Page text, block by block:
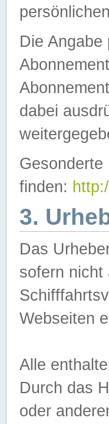
Die
dabei
finden:
3.
Das
sofern nicht
Webseiten
Alle
Durch das
oder